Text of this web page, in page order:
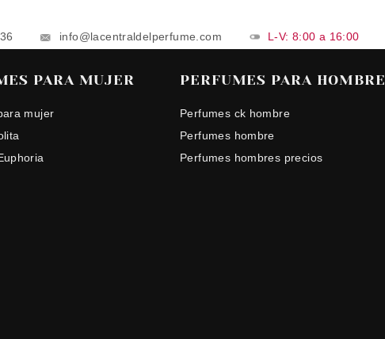
info@lacentraldelperfume.com L-V: 8:00 a 16:00
PARA MUJER
mujer
PERFUMES PARA HOMBRE
Perfumes ck hombre
Perfumes hombre
Perfumes hombres precios